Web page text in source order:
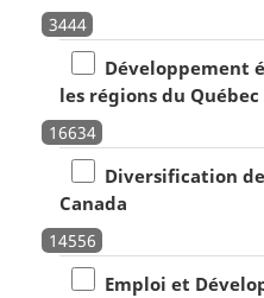
3444
Développement
les régions du Québec
16634
Diversification
Canada
14556
Emploi et